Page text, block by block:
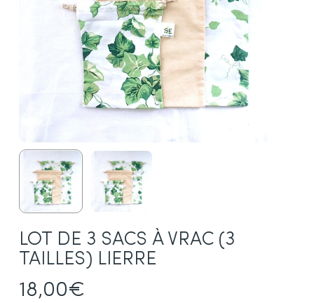
LOT DE 3 SACS À VRAC (3
TAILLES) LIERRE
18,00€